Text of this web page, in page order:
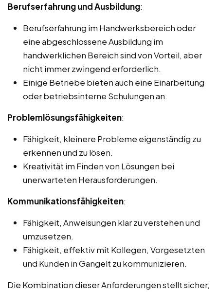
Berufserfahrung und Ausbildung:
Berufserfahrung im Handwerksbereich oder
eine abgeschlossene Ausbildung im
handwerklichen Bereich sind von Vorteil, aber
nicht immer zwingend erforderlich.
Einige Betriebe bieten auch eine Einarbeitung
oder betriebsinterne Schulungen an.
Problemlösungsfähigkeiten:
Fähigkeit, kleinere Probleme eigenständig zu
erkennen und zu lösen.
Kreativität im Finden von Lösungen bei
unerwarteten Herausforderungen.
Kommunikationsfähigkeiten:
Fähigkeit, Anweisungen klar zu verstehen und
umzusetzen.
Fähigkeit, effektiv mit Kollegen, Vorgesetzten
und Kunden in Gangelt zu kommunizieren.
Die Kombination dieser Anforderungen stellt sicher,